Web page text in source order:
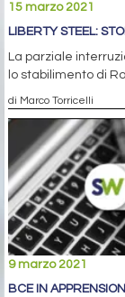
15 marzo 2021
LIBERTY STEEL:
La parziale
lo stabilimento di
di Marco Torricelli
9 marzo 2021
BCE IN